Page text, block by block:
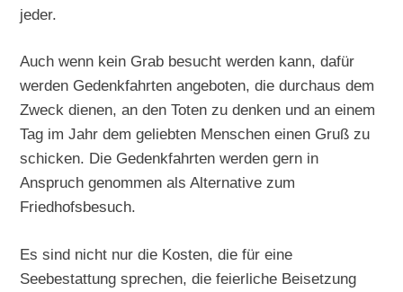
jeder.
Auch wenn kein Grab besucht werden kann, dafür
werden Gedenkfahrten angeboten, die durchaus dem
Zweck dienen, an den Toten zu denken und an einem
Tag im Jahr dem geliebten Menschen einen Gruß zu
schicken. Die Gedenkfahrten werden gern in
Anspruch genommen als Alternative zum
Friedhofsbesuch.
Es sind nicht nur die Kosten, die für eine
Seebestattung sprechen, die feierliche Beisetzung